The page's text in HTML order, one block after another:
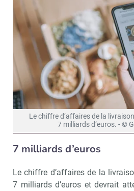
Le chiffre d’affaires de la
7 milliards d’eu­ros. - ©
7 milliards d’euros
Le chiffre d’affaires de la
7 milliards d’eu­ros et devrait